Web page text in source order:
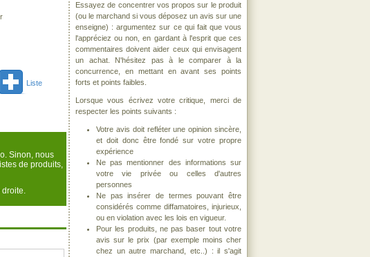
Liste
Sinon, nous
de produits,
droite.
Essayez de concentrer vos propos sur le produit
(ou le marchand si vous déposez un avis sur une
enseigne) : argumentez sur ce qui fait que vous
l'appréciez ou non, en gardant à l'esprit que ces
commentaires doivent aider ceux qui envisagent
un achat. N'hésitez pas à le comparer à la
concurrence, en mettant en avant ses points
forts et points faibles.
Lorsque vous écrivez votre critique, merci de
respecter les points suivants :
Votre avis doit refléter une opinion sincère,
et doit donc être fondé sur votre propre
expérience
Ne pas mentionner des informations sur
votre vie privée ou celles d'autres
personnes
Ne pas insérer de termes pouvant être
considérés comme diffamatoires, injurieux,
ou en violation avec les lois en vigueur.
Pour les produits, ne pas baser tout votre
avis sur le prix (par exemple moins cher
chez un autre marchand, etc..) : il s'agit